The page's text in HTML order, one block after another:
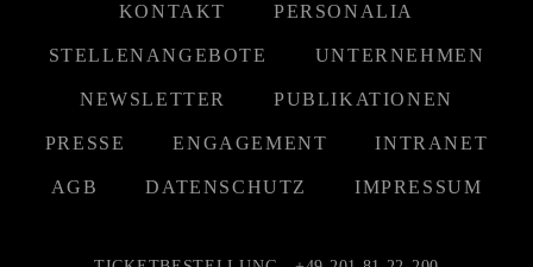
KONTAKT PERSONALIA
STELLENANGEBOTE UNTERNEHMEN
NEWSLETTER PUBLIKATIONEN
PRESSE ENGAGEMENT INTRANET
AGB DATENSCHUTZ IMPRESSUM